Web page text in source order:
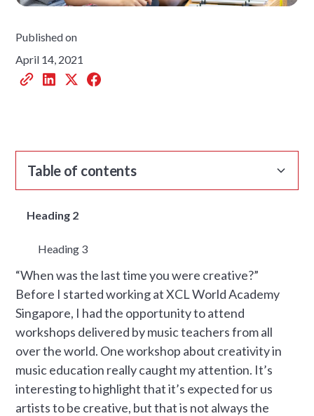
Published on
April 14, 2021
Table of contents
Heading 2
Heading 3
“When was the last time you were creative?”
Before I started working at XCL World Academy
Singapore, I had the opportunity to attend
workshops delivered by music teachers from all
over the world. One workshop about creativity in
music education really caught my attention. It’s
interesting to highlight that it’s expected for us
artists to be creative, but that is not always the